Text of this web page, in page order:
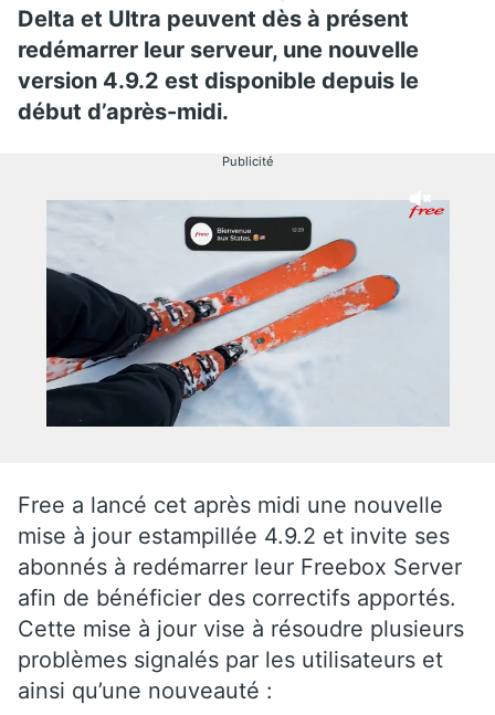
Delta et Ultra peuvent dès à présent
redémarrer leur serveur, une nouvelle
version 4.9.2 est disponible depuis le
début d’après-midi.
Publicité
Free a lancé cet après midi une nouvelle
mise à jour estampillée 4.9.2 et invite ses
abonnés à redémarrer leur Freebox Server
afin de bénéficier des correctifs apportés.
Cette mise à jour vise à résoudre plusieurs
problèmes signalés par les utilisateurs et
ainsi qu’une nouveauté :